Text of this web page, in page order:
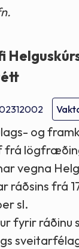
og
frá
vegna
ráðsins frá
sl.
fyrir ráðinu